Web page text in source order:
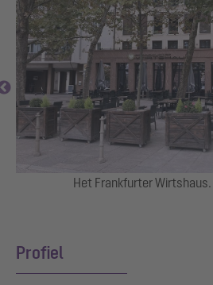
Het Frankfurter Wirtshaus.
Profiel